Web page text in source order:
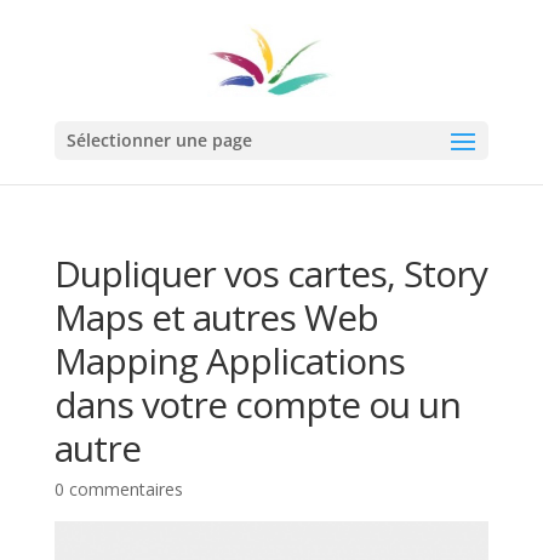
Sélectionner une page
Dupliquer vos cartes, Story
Maps et autres Web
Mapping Applications
dans votre compte ou un
autre
0 commentaires